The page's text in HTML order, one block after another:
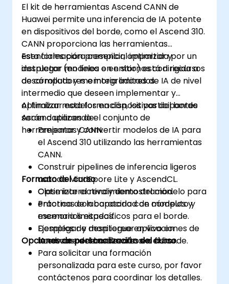
El kit de herramientas Ascend CANN de
Huawei permite una inferencia de IA potente
en dispositivos del borde, como el Ascend 310.
CANN proporciona las herramientas
esenciales para compilar, optimizar y
desplegar modelos en entornos con recursos
de cómputo y memoria limitados.
Esta formación presencial impartida por un
instructor (en línea o en sitio) está dirigida a
desarrolladores e integradores de IA de nivel
intermedio que deseen implementar y
optimizar modelos en dispositivos del borde
Ascend utilizando el conjunto de
herramientas CANN.
Al finalizar esta formación, los participantes
serán capaces de:
Preparar y convertir modelos de IA para
el Ascend 310 utilizando las herramientas
CANN.
Construir pipelines de inferencia ligeros
usando MindSpore Lite y AscendCL.
Optimizar el rendimiento del modelo para
entornos con capacidad de cómputo y
memoria limitadas.
Desplegar y monitorear aplicaciones de
IA en casos de uso reales en el borde.
Formato del curso
Clase interactiva y demostración.
Práctica de laboratorio con modelos y
escenarios específicos para el borde.
Ejemplos de despliegue en vivo en
hardware del borde virtual o físico.
Opciones de personalización del curso
Para solicitar una formación
personalizada para este curso, por favor
contáctenos para coordinar los detalles.